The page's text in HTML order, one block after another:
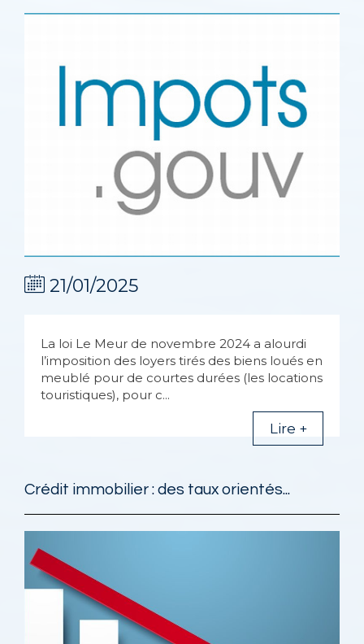
21/01/2025
La loi Le Meur de novembre 2024 a alourdi
l’imposition des loyers tirés des biens loués en
meublé pour de courtes durées (les locations
touristiques), pour c...
Lire +
Crédit immobilier : des taux orientés...